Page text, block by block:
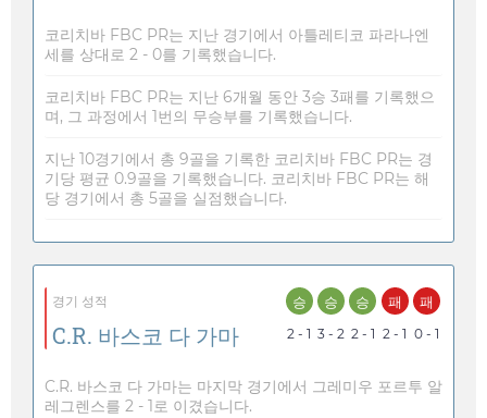
코리치바 FBC PR는 지난 경기에서 아틀레티코 파라나엔
세를 상대로 2 - 0를 기록했습니다.
코리치바 FBC PR는 지난 6개월 동안 3승 3패를 기록했으
며, 그 과정에서 1번의 무승부를 기록했습니다.
지난 10경기에서 총 9골을 기록한 코리치바 FBC PR는 경
기당 평균 0.9골을 기록했습니다. 코리치바 FBC PR는 해
당 경기에서 총 5골을 실점했습니다.
경기 성적
C.R. 바스코 다 가마
승
2 - 1
승
3 - 2
승
2 - 1
패
2 - 1
패
0 - 1
C.R. 바스코 다 가마는 마지막 경기에서 그레미우 포르투 알
레그렌스를 2 - 1로 이겼습니다.